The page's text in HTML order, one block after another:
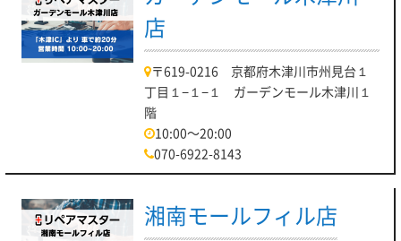
店
〒619-0216 京都府木津川市州見台１
丁目１−１−１ ガーデンモール木津川１
階
10:00～20:00
070-6922-8143
湘南モールフィル店